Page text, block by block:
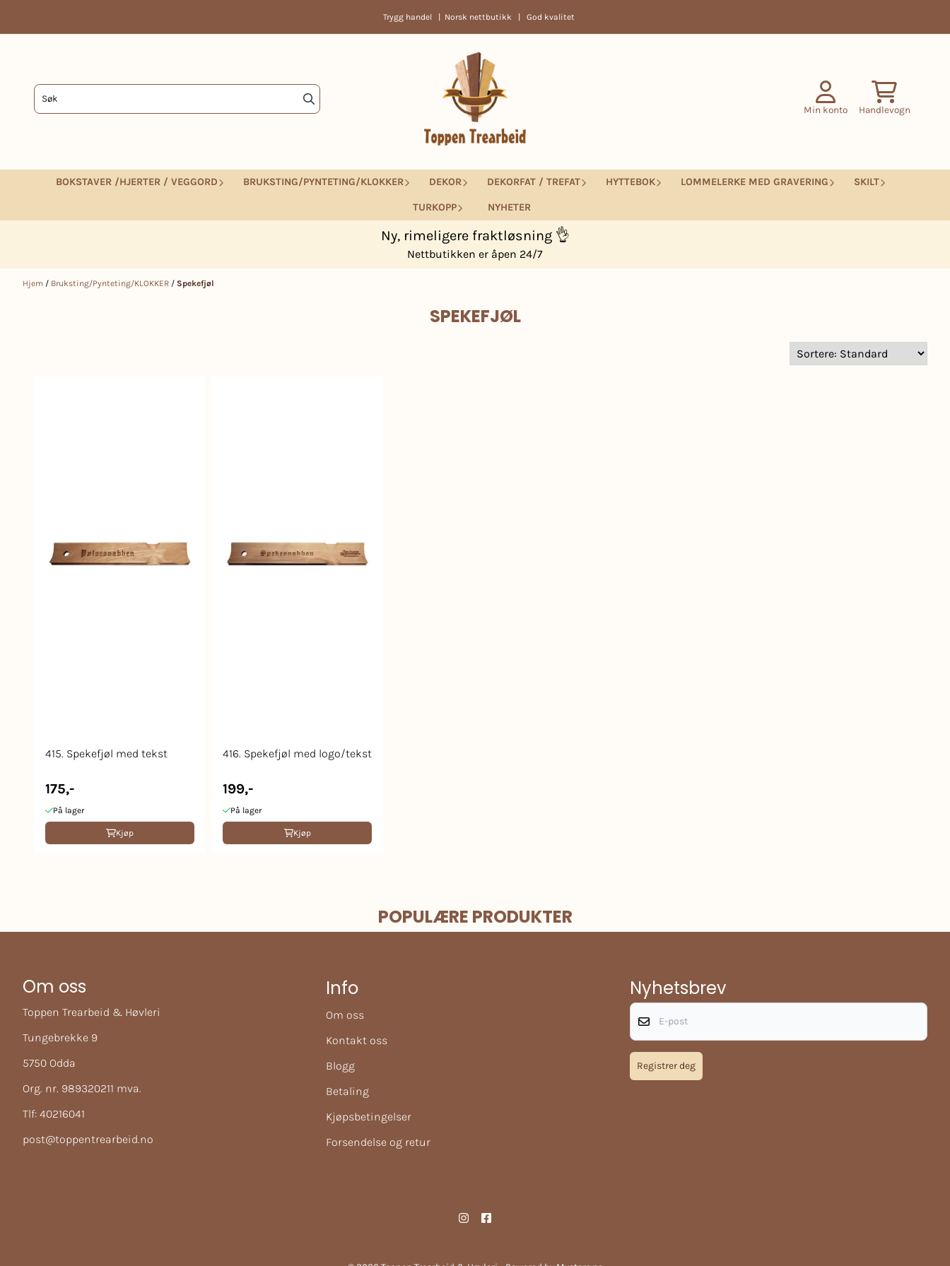
Trygg handel | Norsk nettbutikk | God kvalitet
Min konto Handlevogn
BOKSTAVER /HJERTER / VEGGORD BRUKSTING/PYNTETING/KLOKKER DEKOR DEKORFAT / TREFAT HYTTEBOK LOMMELERKE MED GRAVERING SKILT
TURKOPP NYHETER
Ny, rimeligere fraktløsning 👌
Nettbutikken er åpen 24/7
Hjem / Bruksting/Pynteting/KLOKKER / Spekefjøl
SPEKEFJØL
415. Spekefjøl med tekst
175,-
På lager
Kjøp
416. Spekefjøl med logo/tekst
199,-
På lager
Kjøp
POPULÆRE PRODUKTER
Om oss
Toppen Trearbeid & Høvleri
Tungebrekke 9
5750 Odda
Org. nr. 989320211 mva.
Tlf: 40216041
post@toppentrearbeid.no
Info
Om oss
Kontakt oss
Blogg
Betaling
Kjøpsbetingelser
Forsendelse og retur
Nyhetsbrev
E-post
Registrer deg